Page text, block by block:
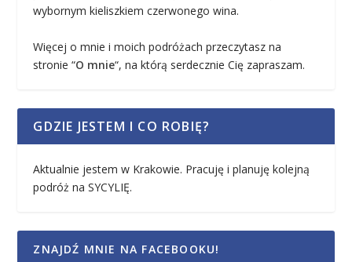
wybornym kieliszkiem czerwonego wina.
Więcej o mnie i moich podróżach przeczytasz na
stronie “O mnie“, na którą serdecznie Cię zapraszam.
GDZIE JESTEM I CO ROBIĘ?
Aktualnie jestem w Krakowie. Pracuję i planuję kolejną
podróż na SYCYLIĘ.
ZNAJDŹ MNIE NA FACEBOOKU!